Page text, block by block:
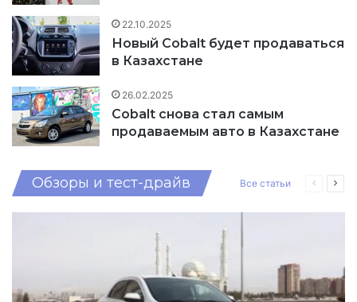
22.10.2025
Новый Cobalt будет продаваться
в Казахстане
26.02.2025
Cobalt снова стал самым
продаваемым авто в Казахстане
Обзоры и тест-драйв Все статьи